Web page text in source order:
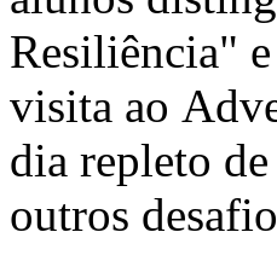
Resiliência"
visita ao
dia repleto
outros